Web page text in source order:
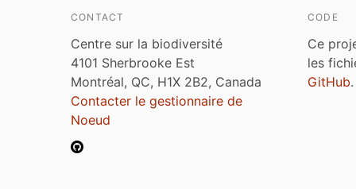
CONTACT
Centre sur la biodiversité
4101 Sherbrooke Est
Montréal, QC, H1X 2B2, Canada
Contacter le gestionnaire de
Noeud
CODE
Ce
les
GitHub.